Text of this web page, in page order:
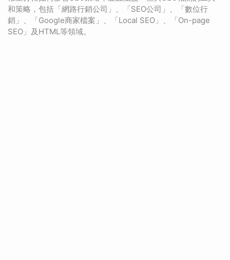
和策略，包括「網路行銷公司」、「SEO公司」、「數位行
銷」、「Google商家檔案」、「Local SEO」、「On-page
SEO」及HTML等領域。